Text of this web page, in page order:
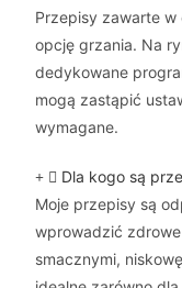
Przepisy zawarte w
opcję grzania. Na
dedykowane
mogą zastąpić
wymagane.
Dla kogo są
Moje przepisy są
wprowadzić
smacznymi,